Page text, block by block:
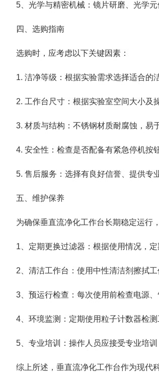
5、光学与精密机械：镜片研磨、光学元
四、选购指南
选购时，应考虑以下关键因素：
1. 洁净等级：根据实验需求选择适合的洁
2. 工作台尺寸：根据实验室空间大小及操
3. 材质与结构：不锈钢材质耐腐蚀，易于
4. 安全性：检查是否配备有紧急停机按钮
5. 售后服务：选择有良好信誉、提供专业
五、维护保养
为确保垂直流净化工作台长期稳定运行，
1、定期更换过滤器：根据使用情况，定
2、清洁工作台：使用中性清洁剂擦拭工
3、预运行检查：每次使用前检查电源、
4、环境监测：定期使用粒子计数器检测
5、专业培训：操作人员应接受专业培训
综上所述，垂直流净化工作台作为现代科